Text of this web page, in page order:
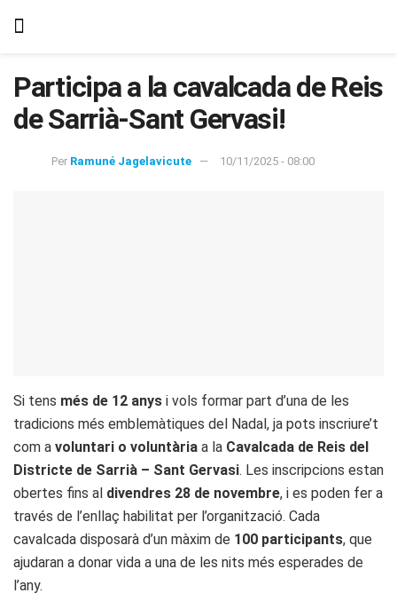
Participa a la cavalcada de Reis
de Sarrià-Sant Gervasi!
Per Ramuné Jagelavicute 10/11/2025 - 08:00
Si tens més de 12 anys i vols formar part d’una de les
tradicions més emblemàtiques del Nadal, ja pots inscriure’t
com a voluntari o voluntària a la Cavalcada de Reis del
Districte de Sarrià – Sant Gervasi. Les inscripcions estan
obertes fins al divendres 28 de novembre, i es poden fer a
través de l’enllaç habilitat per l’organització. Cada
cavalcada disposarà d’un màxim de 100 participants, que
ajudaran a donar vida a una de les nits més esperades de
l’any.